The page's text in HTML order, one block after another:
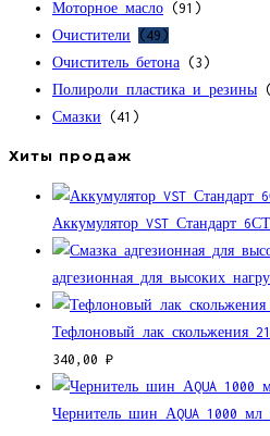
Моторное масло (91)
Очистители
(49)
Очиститель бетона (3)
Полироли пластика и резины
Смазки (41)
Хиты продаж
Аккумулятор VST Стандарт
адгезионная для высоких
Тефлоновый лак скольжения
340,00 ₽
Чернитель шин АQUA 1000 мл